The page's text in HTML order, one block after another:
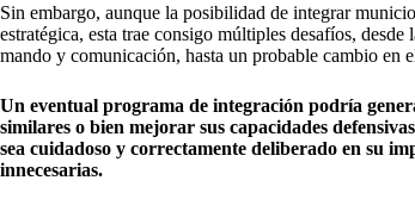
Sin embargo, aunque la posibilidad de integrar
estratégica, esta trae consigo múltiples desafíos,
mando y comunicación, hasta un probable cambio en
Un eventual programa de integración podría
similares o bien mejorar sus capacidades
sea cuidadoso y correctamente deliberado en su
innecesarias.